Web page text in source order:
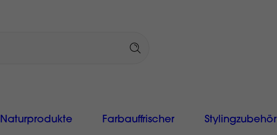
Naturprodukte Farbauffrischer Stylingzubehör